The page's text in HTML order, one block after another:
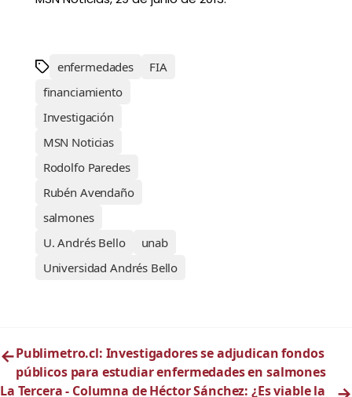
enfermedades
FIA
financiamiento
Investigación
MSN Noticias
Rodolfo Paredes
Rubén Avendaño
salmones
U. Andrés Bello
unab
Universidad Andrés Bello
←Publimetro.cl: Investigadores se adjudican fondos
públicos para estudiar enfermedades en salmones
La Tercera - Columna de Héctor Sánchez: ¿Es viable la